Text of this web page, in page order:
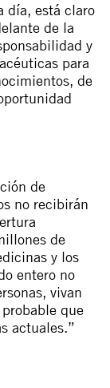
día, está claro
de la
y
para
de
de
no recibirán
de
y los
entero no
vivan
que
actuales.”